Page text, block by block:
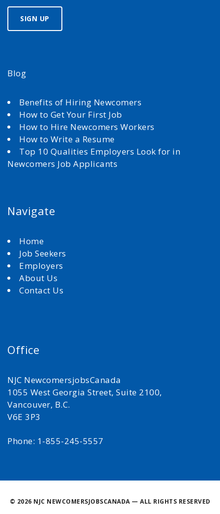
Blog
Benefits of Hiring Newcomers
How to Get Your First Job
How to Hire Newcomers Workers
How to Write a Resume
Top 10 Qualities Employers Look for in
Newcomers Job Applicants
Navigate
Home
Job Seekers
Employers
About Us
Contact Us
Office
NJC NewcomersjobsCanada
1055 West Georgia Street, Suite 2100,
Vancouver, B.C.
V6E 3P3
Phone: 1-855-245-5557
© 2026 NJC NEWCOMERSJOBSCANADA — ALL RIGHTS RESERVED